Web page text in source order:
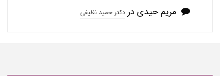
مریم حیدی دردکتر حمید نظیفی